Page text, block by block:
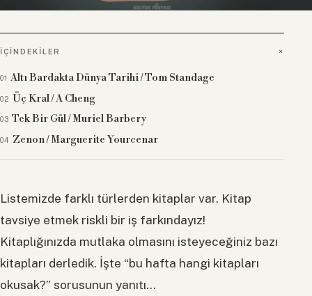
İÇINDEKILER
Altı Bardakta Dünya Tarihi / Tom Standage
Üç Kral / A Cheng
Tek Bir Gül / Muriel Barbery
Zenon / Marguerite Yourcenar
Listemizde farklı türlerden kitaplar var. Kitap
tavsiye etmek riskli bir iş farkındayız!
Kitaplığınızda mutlaka olmasını isteyeceğiniz bazı
kitapları derledik. İşte “bu hafta hangi kitapları
okusak?” sorusunun yanıtı…